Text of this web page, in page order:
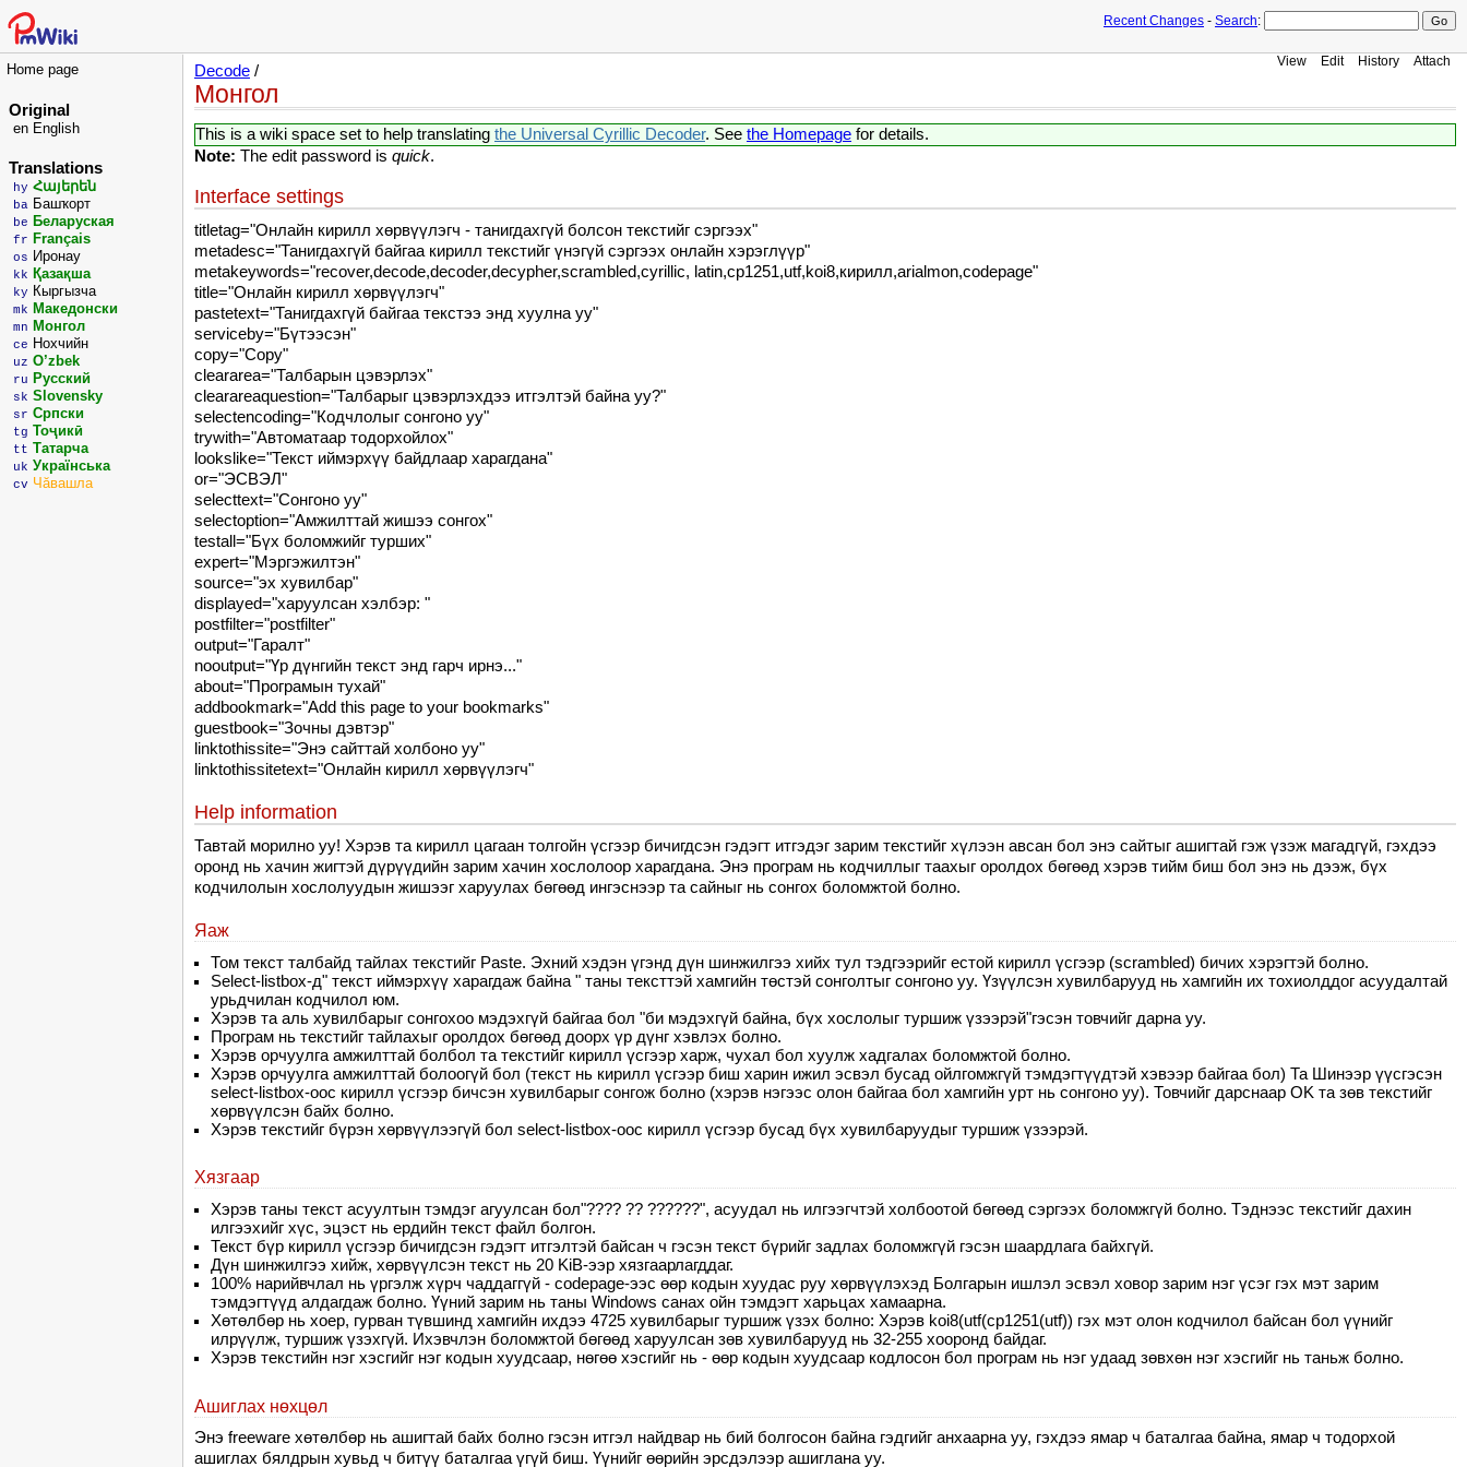
Recent Changes - Search:
View Edit History Attach
Decode /
Монгол
This is a wiki space set to help translating the Universal Cyrillic Decoder. See the Homepage for details.
Note: The edit password is quick.
Interface settings
titletag="Онлайн кирилл хөрвүүлэгч - танигдахгүй болсон текстийг сэргээх"
metadesc="Танигдахгүй байгаа кирилл текстийг үнэгүй сэргээх онлайн хэрэглүүр"
metakeywords="recover,decode,decoder,decypher,scrambled,cyrillic, latin,cp1251,utf,koi8,кирилл,arialmon,codepage"
title="Онлайн кирилл хөрвүүлэгч"
pastetext="Танигдахгүй байгаа текстээ энд хуулна уу"
serviceby="Бүтээсэн"
copy="Copy"
cleararea="Талбарын цэвэрлэх"
clearareaquestion="Талбарыг цэвэрлэхдээ итгэлтэй байна уу?"
selectencoding="Кодчлолыг сонгоно уу"
trywith="Автоматаар тодорхойлох"
lookslike="Текст иймэрхүү байдлаар харагдана"
or="ЭСВЭЛ"
selecttext="Сонгоно уу"
selectoption="Амжилттай жишээ сонгох"
testall="Бүх боломжийг турших"
expert="Мэргэжилтэн"
source="эх хувилбар"
displayed="харуулсан хэлбэр: "
postfilter="postfilter"
output="Гаралт"
nooutput="Үр дүнгийн текст энд гарч ирнэ..."
about="Програмын тухай"
addbookmark="Add this page to your bookmarks"
guestbook="Зочны дэвтэр"
linktothissite="Энэ сайттай холбоно уу"
linktothissitetext="Онлайн кирилл хөрвүүлэгч"
Help information
Тавтай морилно уу! Хэрэв та кирилл цагаан толгойн үсгээр бичигдсэн гэдэгт итгэдэг зарим текстийг хүлээн авсан бол энэ сайтыг ашигтай гэж үзэж магадгүй, гэхдээ
оронд нь хачин жигтэй дүрүүдийн зарим хачин хослолоор харагдана. Энэ програм нь кодчиллыг таахыг оролдох бөгөөд хэрэв тийм биш бол энэ нь дээж, бүх
кодчилолын хослолуудын жишээг харуулах бөгөөд ингэснээр та сайныг нь сонгох боломжтой болно.
Яаж
Том текст талбайд тайлах текстийг Paste. Эхний хэдэн үгэнд дүн шинжилгээ хийх тул тэдгээрийг естой кирилл үсгээр (scrambled) бичих хэрэгтэй болно.
Select-listbox-д" текст иймэрхүү харагдаж байна " таны тексттэй хамгийн төстэй сонголтыг сонгоно уу. Үзүүлсэн хувилбарууд нь хамгийн их тохиолддог асуудалтай
урьдчилан кодчилол юм.
Хэрэв та аль хувилбарыг сонгохоо мэдэхгүй байгаа бол "би мэдэхгүй байна, бүх хослолыг туршиж үзээрэй"гэсэн товчийг дарна уу.
Програм нь текстийг тайлахыг оролдох бөгөөд доорх үр дүнг хэвлэх болно.
Хэрэв орчуулга амжилттай болбол та текстийг кирилл үсгээр харж, чухал бол хуулж хадгалах боломжтой болно.
Хэрэв орчуулга амжилттай болоогүй бол (текст нь кирилл үсгээр биш харин ижил эсвэл бусад ойлгомжгүй тэмдэгтүүдтэй хэвээр байгаа бол) Та Шинээр үүсгэсэн
select-listbox-оос кирилл үсгээр бичсэн хувилбарыг сонгож болно (хэрэв нэгээс олон байгаа бол хамгийн урт нь сонгоно уу). Товчийг дарснаар OK та зөв текстийг
хөрвүүлсэн байх болно.
Хэрэв текстийг бүрэн хөрвүүлээгүй бол select-listbox-оос кирилл үсгээр бусад бүх хувилбаруудыг туршиж үзээрэй.
Хязгаар
Хэрэв таны текст асуултын тэмдэг агуулсан бол"???? ?? ??????", асуудал нь илгээгчтэй холбоотой бөгөөд сэргээх боломжгүй болно. Тэднээс текстийг дахин
илгээхийг хүс, эцэст нь ердийн текст файл болгон.
Текст бүр кирилл үсгээр бичигдсэн гэдэгт итгэлтэй байсан ч гэсэн текст бүрийг задлах боломжгүй гэсэн шаардлага байхгүй.
Дүн шинжилгээ хийж, хөрвүүлсэн текст нь 20 KiB-ээр хязгаарлагддаг.
100% нарийвчлал нь үргэлж хүрч чаддаггүй - codepage-ээс өөр кодын хуудас руу хөрвүүлэхэд Болгарын ишлэл эсвэл ховор зарим нэг үсэг гэх мэт зарим
тэмдэгтүүд алдагдаж болно. Үүний зарим нь таны Windows санах ойн тэмдэгт харьцах хамаарна.
Хөтөлбөр нь хоер, гурван түвшинд хамгийн ихдээ 4725 хувилбарыг туршиж үзэх болно: Хэрэв koi8(utf(cp1251(utf)) гэх мэт олон кодчилол байсан бол үүнийг
илрүүлж, туршиж үзэхгүй. Ихэвчлэн боломжтой бөгөөд харуулсан зөв хувилбарууд нь 32-255 хооронд байдаг.
Хэрэв текстийн нэг хэсгийг нэг кодын хуудсаар, нөгөө хэсгийг нь - өөр кодын хуудсаар кодлосон бол програм нь нэг удаад зөвхөн нэг хэсгийг нь таньж болно.
Ашиглах нөхцөл
Энэ freeware хөтөлбөр нь ашигтай байх болно гэсэн итгэл найдвар нь бий болгосон байна гэдгийг анхаарна уу, гэхдээ ямар ч баталгаа байна, ямар ч тодорхой
ашиглах бялдрын хувьд ч битүү баталгаа үгүй биш. Үүнийг өөрийн эрсдэлээр ашиглана уу.
Home page
Original
en English
Translations
hy Հայերեն
ba Башҡорт
be Беларуская
fr Français
os Иронау
kk Қазақша
ky Кыргызча
mk Македонски
mn Монгол
ce Нохчийн
uz O’zbek
ru Русский
sk Slovensky
sr Српски
tg Тоҷикӣ
tt Татарча
uk Українська
cv Чăвашла